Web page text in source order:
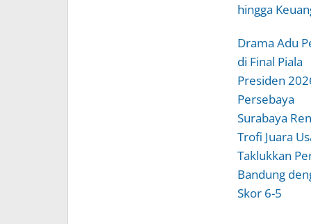
hingga
Drama Adu
di Final Piala
Presiden
Persebaya
Surabaya
Trofi Juara
Taklukkan
Bandung
Skor 6-5